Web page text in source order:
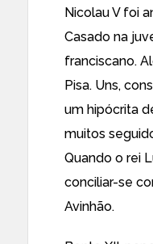
Nicolau V foi
Casado na
franciscano.
Pisa. Uns,
um hipócrita
muitos
Quando o rei
conciliar-se
Avinhão.